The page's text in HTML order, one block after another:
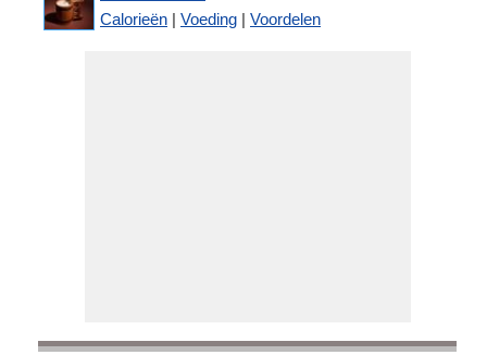
Calorieën | Voeding | Voordelen